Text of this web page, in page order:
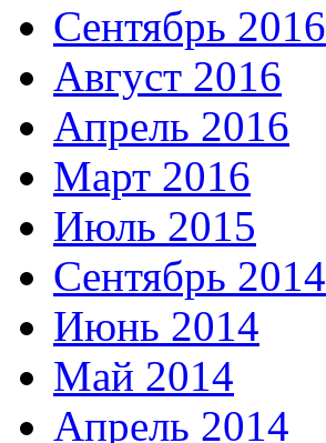
Сентябрь 2016
Август 2016
Апрель 2016
Март 2016
Июль 2015
Сентябрь 2014
Июнь 2014
Май 2014
Апрель 2014